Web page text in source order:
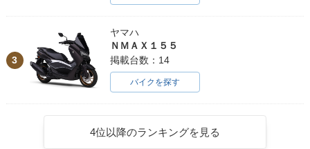
3
ヤマハ
ＮＭＡＸ１５５
掲載台数：14
バイクを探す
4位以降のランキングを見る